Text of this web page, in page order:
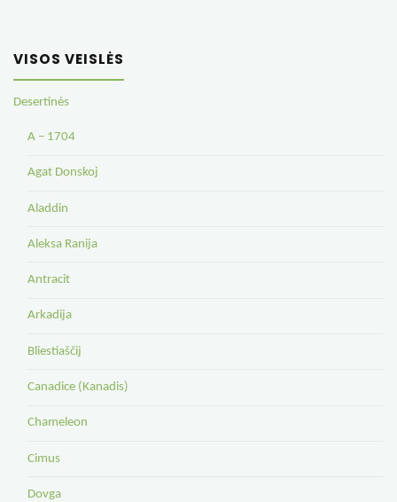
VISOS VEISLĖS
Desertinės
A – 1704
Agat Donskoj
Aladdin
Aleksa Ranija
Antracit
Arkadija
Bliestiaščij
Canadice (Kanadis)
Chameleon
Cimus
Dovga